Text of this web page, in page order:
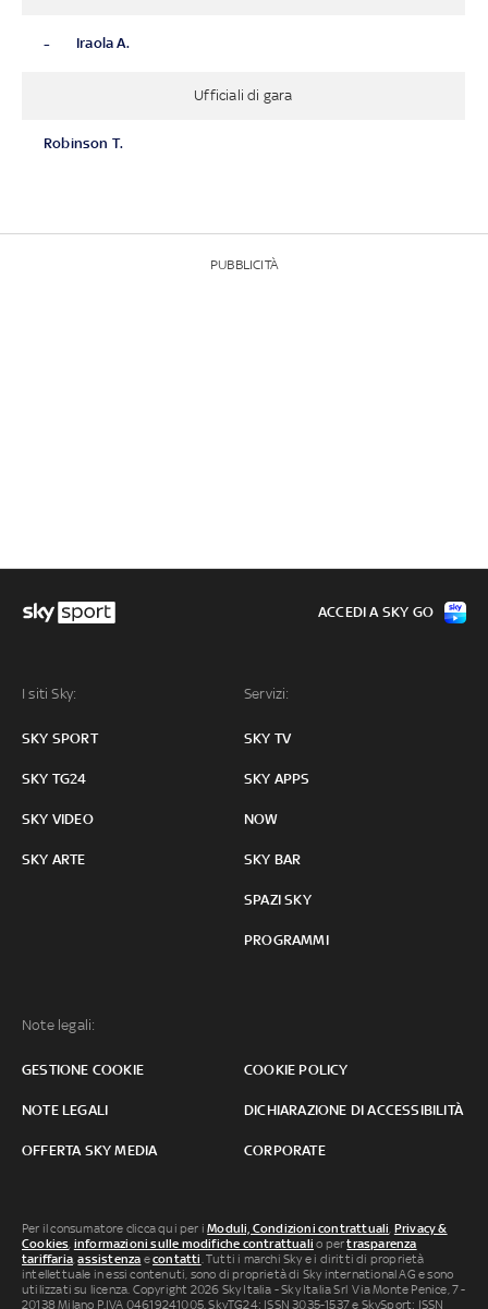
- Iraola A.
Ufficiali di gara
Robinson T.
PUBBLICITÀ
I siti Sky:
SKY SPORT
SKY TG24
SKY VIDEO
SKY ARTE
Servizi:
SKY TV
SKY APPS
NOW
SKY BAR
SPAZI SKY
PROGRAMMI
Note legali:
GESTIONE COOKIE COOKIE POLICY
NOTE LEGALI DICHIARAZIONE DI ACCESSIBILITÀ
OFFERTA SKY MEDIA CORPORATE
ACCEDI A SKY GO
Per il consumatore clicca qui per iModuli, Condizioni contrattuali Privacy &
Cookies informazioni sulle modifiche contrattuali o pertrasparenza
tariffaria ,assistenza econtatti . Tutti i marchi Sky e i diritti di proprietà
intellettuale in essi contenuti, sono di proprietà di Sky international AG e sono
utilizzati su licenza. Copyright 2026 Sky Italia - Sky Italia Srl Via Monte Penice, 7 -
20138 Milano P.IVA 04619241005. SkyTG24: ISSN 3035-1537 e SkySport: ISSN